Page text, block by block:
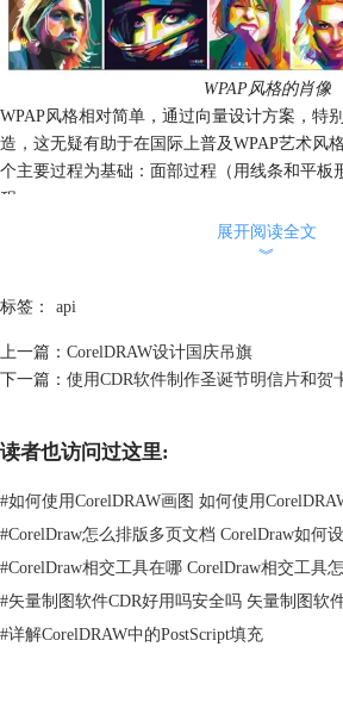
WPAP风格的肖像
WPAP风格相对简单，通过向量设计方案，特
造，这无疑有助于在国际上普及WPAP艺术风
个主要过程为基础：面部过程（用线条和平板
程。
展开阅读全文
︾
标签： api
上一篇： CorelDRAW设计国庆吊旗
下一篇： 使用CDR软件制作圣诞节明信片和贺
读者也访问过这里:
#如何使用CorelDRAW画图 如何使用
#CorelDraw怎么排版多页文档 CorelDraw如何
#CorelDraw相交工具在哪 CorelDraw相交工具
#矢量制图软件CDR好用吗安全吗 矢量制图软
#详解CorelDRAW中的PostScript填充